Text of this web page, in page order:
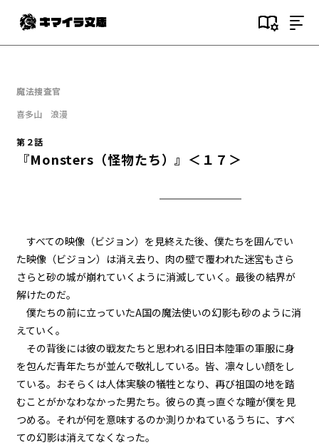
目次
『Serial killer（連続殺人鬼）』
第１話
『Serial killer（連続殺人鬼）』
『Serial killer（連続殺人鬼）』
＜５＞
第１話
『Serial killer（連続殺人鬼）』
＜６＞
魔法捜査官
喜多山 浪漫
第２話
『Monsters（怪物たち）』＜１７＞
すべての映像（ビジョン）を見終えた後、僕たちを囲んでい
た映像（ビジョン）は消え去り、肉の壁で覆われた迷宮もさら
さらと砂の城が崩れていくように消滅していく。最後の結界が
解けたのだ。
僕たちの前に立っていたA国の魔法使いの幻影も砂のように消
えていく。
その背後には彼の戦友たちと思われる旧日本陸軍の軍服に身
を包んだ青年たちが並んで敬礼している。皆、凛々しい顔をし
ている。おそらくは人体実験の犠牲となり、再び祖国の地を踏
むことがかなわなかった男たち。彼らの真っ直ぐな瞳が僕を見
つめる。それが何を意味するのか測りかねているうちに、すべ
ての幻影は消えてなくなった。